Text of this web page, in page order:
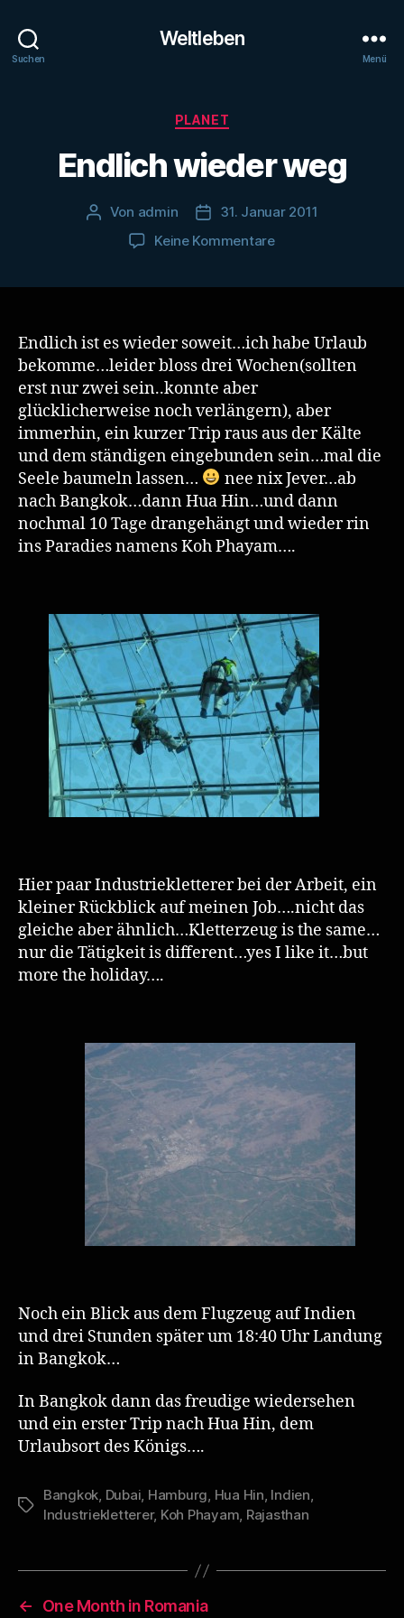
Suchen
Weltleben
Menü
Kategorien
PLANET
Endlich wieder weg
Beitragsautor
Von admin Veröffentlichungsdatum
31. Januar 2011
Keine Kommentarezu
Endlich ist es wieder soweit…ich habe Urlaub
bekomme…leider bloss drei Wochen(sollten
erst nur zwei sein..konnte aber
glücklicherweise noch verlängern), aber
immerhin, ein kurzer Trip raus aus der Kälte
und dem ständigen eingebunden sein…mal die
Seele baumeln lassen…
nee nix Jever…ab
nach Bangkok…dann Hua Hin…und dann
nochmal 10 Tage drangehängt und wieder rin
ins Paradies namens Koh Phayam….
Hier paar Industriekletterer bei der Arbeit, ein
kleiner Rückblick auf meinen Job….nicht das
gleiche aber ähnlich…Kletterzeug is the same…
nur die Tätigkeit is different…yes I like it…but
more the holiday….
Noch ein Blick aus dem Flugzeug auf Indien
und drei Stunden später um 18:40 Uhr Landung
in Bangkok…
In Bangkok dann das freudige wiedersehen
und ein erster Trip nach Hua Hin, dem
Urlaubsort des Königs….
Schlagwörter
Bangkok, Dubai, Hamburg, Hua Hin, Indien,
Industriekletterer, Koh Phayam, Rajasthan
← One Month in Romania